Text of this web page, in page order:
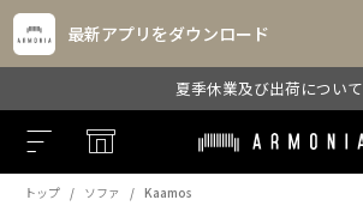
最新アプリをダウンロード
夏季休業及び出荷について
トップ ソファ Kaamos